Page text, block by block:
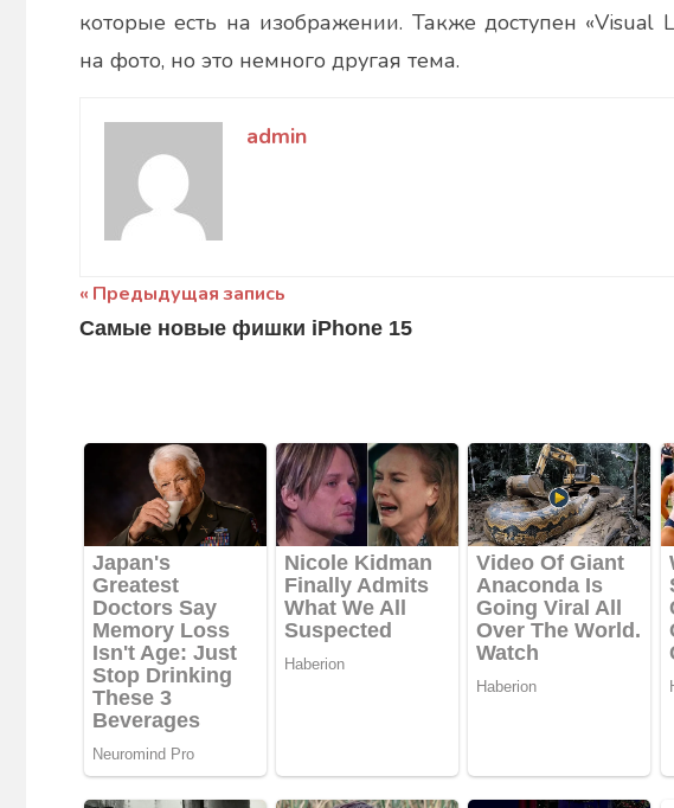
которые есть на изображении. Также доступен «Visual
на фото, но это немного другая тема.
admin
Навигация
по
Предыдущая запись
Самые новые фишки iPhone 15